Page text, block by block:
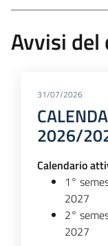
Avvisi del
31/07/2026
2026/
Calendario
1°
2027
2°
2027